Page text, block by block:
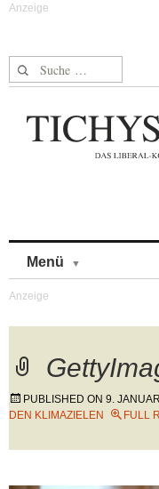
Suche nach:
Menü
PUBLISHED ON 9.
DEN KLIMAZIELEN
FULL